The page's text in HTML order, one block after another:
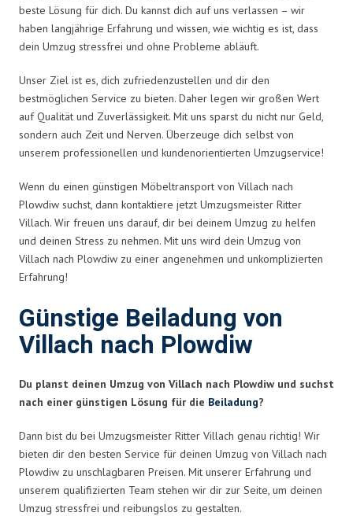
beste Lösung für dich. Du kannst dich auf uns verlassen – wir
haben langjährige Erfahrung und wissen, wie wichtig es ist, dass
dein Umzug stressfrei und ohne Probleme abläuft.
Unser Ziel ist es, dich zufriedenzustellen und dir den
bestmöglichen Service zu bieten. Daher legen wir großen Wert
auf Qualität und Zuverlässigkeit. Mit uns sparst du nicht nur Geld,
sondern auch Zeit und Nerven. Überzeuge dich selbst von
unserem professionellen und kundenorientierten Umzugservice!
Wenn du einen günstigen Möbeltransport von Villach nach
Plowdiw suchst, dann kontaktiere jetzt Umzugsmeister Ritter
Villach. Wir freuen uns darauf, dir bei deinem Umzug zu helfen
und deinen Stress zu nehmen. Mit uns wird dein Umzug von
Villach nach Plowdiw zu einer angenehmen und unkomplizierten
Erfahrung!
Günstige Beiladung von
Villach nach Plowdiw
Du planst deinen Umzug von Villach nach Plowdiw und suchst
nach einer günstigen Lösung für die Beiladung?
Dann bist du bei Umzugsmeister Ritter Villach genau richtig! Wir
bieten dir den besten Service für deinen Umzug von Villach nach
Plowdiw zu unschlagbaren Preisen. Mit unserer Erfahrung und
unserem qualifizierten Team stehen wir dir zur Seite, um deinen
Umzug stressfrei und reibungslos zu gestalten.